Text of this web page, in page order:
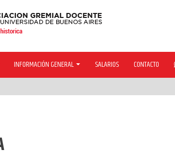
INFORMACIÓN GENERAL SALARIOS CONTACTO